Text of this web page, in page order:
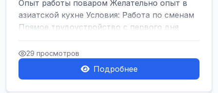
Опыт работы поваром Желательно опыт в
азиатской кухне Условия: Работа по сменам
Прямое трудоустройство с первого дня
Начал...
29 просмотров
Подробнее